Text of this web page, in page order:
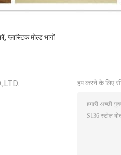
, प्लास्टिक मोल्ड भागों
हम करने के लिए